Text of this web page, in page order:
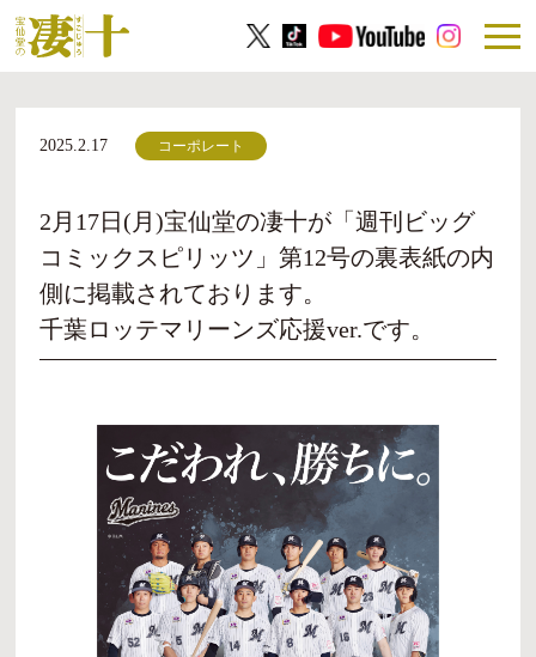
2025.2.17 コーポレート
2月17日(月)宝仙堂の凄十が「週刊ビッグ
コミックスピリッツ」第12号の裏表紙の内
側に掲載されております。
千葉ロッテマリーンズ応援ver.です。